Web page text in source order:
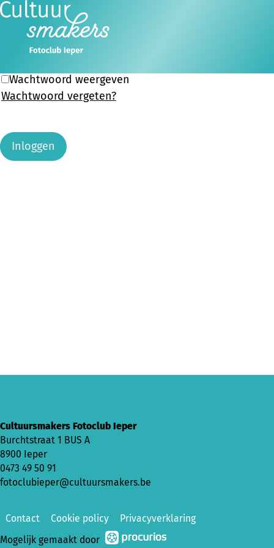
E-mailadres
Wachtwoord
Wachtwoord weergeven
Wachtwoord vergeten?
Inloggen
Cultuursmakers Fotoclub Ieper
Burchtstraat 1 BUS A
8900 Ieper
0473 49 50 91
fotoclubieper@cultuursmakers.be
Contact Cookie policy
Privacyverklaring
Mogelijk gemaakt door